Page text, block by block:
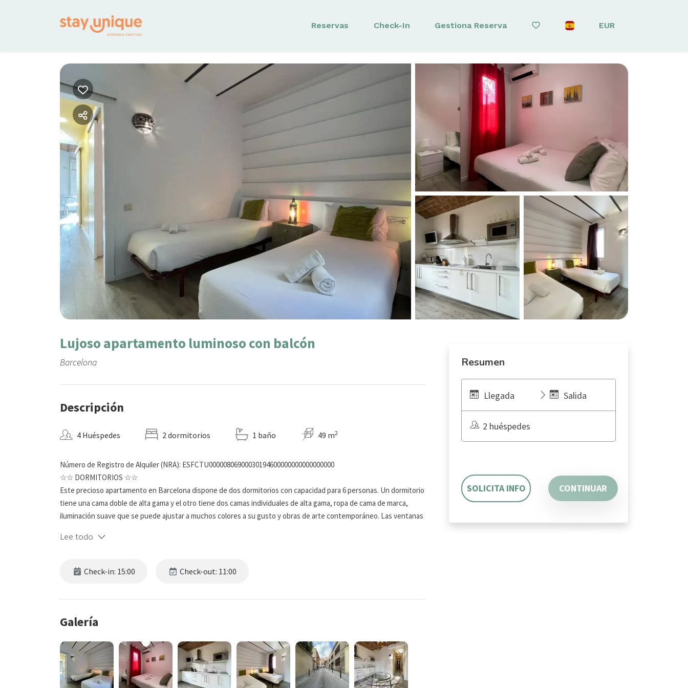
Reservas Check-In Gestiona Reserva EUR
Lujoso apartamento luminoso con balcón
Barcelona
Descripción
4 Huéspedes 2 dormitorios 1 baño 49 m2
Número de Registro de Alquiler (NRA): ESFCTU00000806900030194600000000000000000
☆☆ DORMITORIOS ☆☆
Este precioso apartamento en Barcelona dispone de dos dormitorios con capacidad para 6 personas. Un dormitorio
tiene una cama doble de alta gama y el otro tiene dos camas individuales de alta gama, ropa de cama de marca,
iluminación suave que se puede ajustar a muchos colores a su gusto y obras de arte contemporáneo. Las ventanas
habitaciones son cálidas y acogedoras, y un gran lugar para relajarse después de explorar la hermosa ciudad.
☆☆ BAÑOS ☆☆
prepararse para un día ajetreado o para relajarse de uno.
☆☆ COCINA Y SALÓN ☆☆
Si bien es posible que desee pasar su tiempo explorando los famosos restaurantes de Barcelona, a veces no hay
nada como una comida casera. Y este apartamento cuenta con una cocina totalmente amueblada con todo lo
necesario para facilitar la preparación de las comidas. Los gabinetes personalizados ofrecen mucho espacio para
Lee todo
Check-in: 15:00 Check-out: 11:00
Galería
Resumen
Llegada Salida
2 huéspedes
SOLICITA INFO CONTINUAR